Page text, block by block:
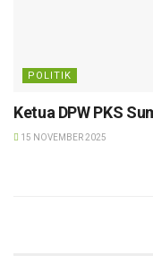
POLITIK
Ketua DPW PKS
15 NOVEMBER 2025